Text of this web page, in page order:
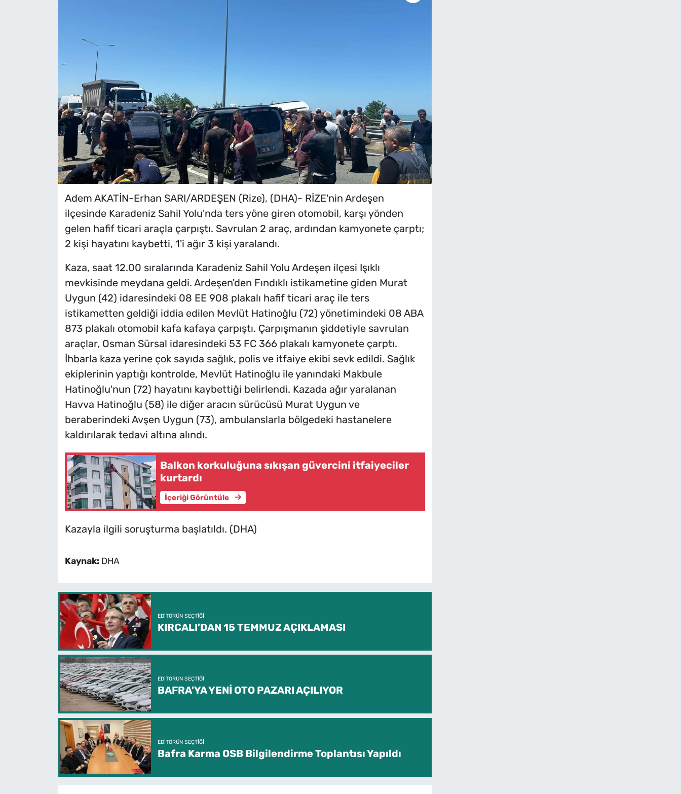
Adem AKATİN-Erhan SARI/ARDEŞEN (Rize), (DHA)- RİZE'nin Ardeşen
ilçesinde Karadeniz Sahil Yolu'nda ters yöne giren otomobil, karşı yönden
gelen hafif ticari araçla çarpıştı. Savrulan 2 araç, ardından kamyonete çarptı;
2 kişi hayatını kaybetti, 1'i ağır 3 kişi yaralandı.
Kaza, saat 12.00 sıralarında Karadeniz Sahil Yolu Ardeşen ilçesi Işıklı
mevkisinde meydana geldi. Ardeşen'den Fındıklı istikametine giden Murat
Uygun (42) idaresindeki 08 EE 908 plakalı hafif ticari araç ile ters
istikametten geldiği iddia edilen Mevlüt Hatinoğlu (72) yönetimindeki 08 ABA
873 plakalı otomobil kafa kafaya çarpıştı. Çarpışmanın şiddetiyle savrulan
araçlar, Osman Sürsal idaresindeki 53 FC 366 plakalı kamyonete çarptı.
İhbarla kaza yerine çok sayıda sağlık, polis ve itfaiye ekibi sevk edildi. Sağlık
ekiplerinin yaptığı kontrolde, Mevlüt Hatinoğlu ile yanındaki Makbule
Hatinoğlu'nun (72) hayatını kaybettiği belirlendi. Kazada ağır yaralanan
Havva Hatinoğlu (58) ile diğer aracın sürücüsü Murat Uygun ve
beraberindeki Avşen Uygun (73), ambulanslarla bölgedeki hastanelere
kaldırılarak tedavi altına alındı.
Balkon korkuluğuna sıkışan güvercini itfaiyeciler
kurtardı
İçeriği Görüntüle
Kazayla ilgili soruşturma başlatıldı. (DHA)
Kaynak: DHA
EDITÖRÜN SEÇTIĞI
KIRCALI'DAN 15 TEMMUZ AÇIKLAMASI
EDITÖRÜN SEÇTIĞI
BAFRA'YA YENİ OTO PAZARI AÇILIYOR
EDITÖRÜN SEÇTIĞI
Bafra Karma OSB Bilgilendirme Toplantısı Yapıldı